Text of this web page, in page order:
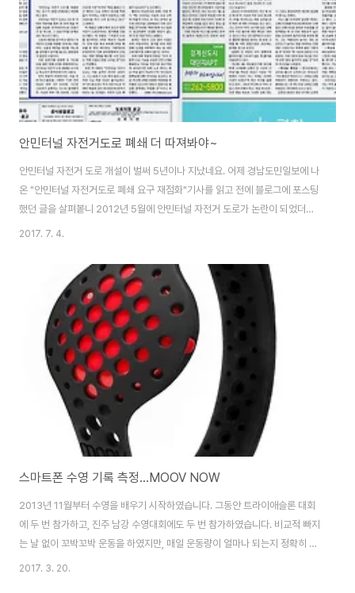
천만하고 불편하기 짝이 ..
안민터널 자전거도로 폐쇄 더 따져봐야~
안민터널 자전거 도로 개설이 벌써 5년이나 지났네요. 어제 경남도민일보에 나
온 "안민터널 자전거도로 폐쇄 요구 재점화"기사를 읽고 전에 블로그에 포스팅
했던 글을 살펴봍니 2012년 5월에 안민터널 자전거 도로가 논란이 되었더군
요. 잊어신 분들도 계시겠지만, 안민터널 자전거 도로는 이명박씨가 대통령이
사업의 일환으로 이루어졌습니다. 창원 구간은 함안에서 넘오오는 산인고개 ~
창원홈플러스~ 안민고개 ~ 진해구 용원 ~ 부산시 강서구를 연결하는 '국가 자
전거 도로 사업 구간' 중 일부입니다. 터널 길이가 1.8km나 되는 전국에서 처
음으로 만들어진 터널 내 자전거 도로라는 것 때문에 화제가 되었습니다만, 매
연과 소음에 대한 대책이 부..
2017. 7. 4.
스마트폰 수영 기록 측정...MOOV NOW
2013년 11월부터 수영을 배우기 시작하였습니다. 그동안 트라이애슬론 대회
에 두 번 참가하고, 진주 남강 수영대회에도 두 번 참가하였습니다. 비교적 빠지
는 날 없이 꼬박꼬박 운동을 하였지만, 매일 운동량이 얼마나 되는지 정확히 알
수 있는 방법이 없었습니다. 자전거의 경우 스마트폰 어플을 이용하면 쉽게 운
2017. 3. 20.